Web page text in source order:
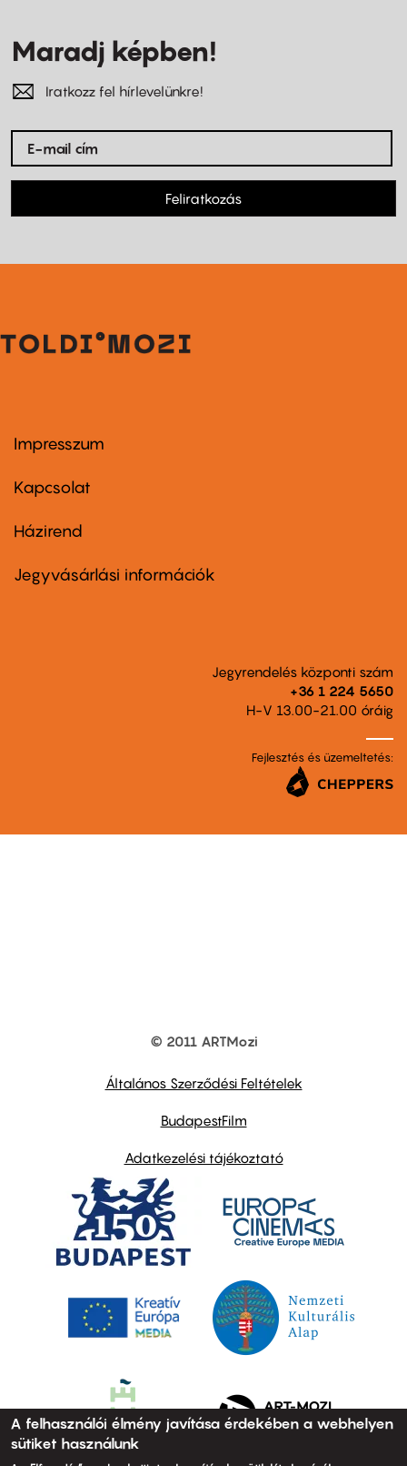
Maradj képben!
Iratkozz fel hírlevelünkre!
Feliratkozás
Footer
first
Impresszum
Kapcsolat
Footer
second
Házirend
Jegyvásárlási információk
Jegyrendelés központi szám
+36 1 224 5650
H-V 13.00-21.00 óráig
Fejlesztés és üzemeltetés:
© 2011 ARTMozi
Általános Szerződési Feltételek
BudapestFilm
Adatkezelési tájékoztató
A felhasználói élmény javítása érdekében a webhelyen
sütiket használunk